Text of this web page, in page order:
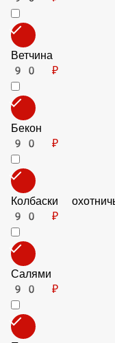
Курица
90 ₽
Ветчина
90 ₽
Бекон
90 ₽
Колбаски охотничьи
90 ₽